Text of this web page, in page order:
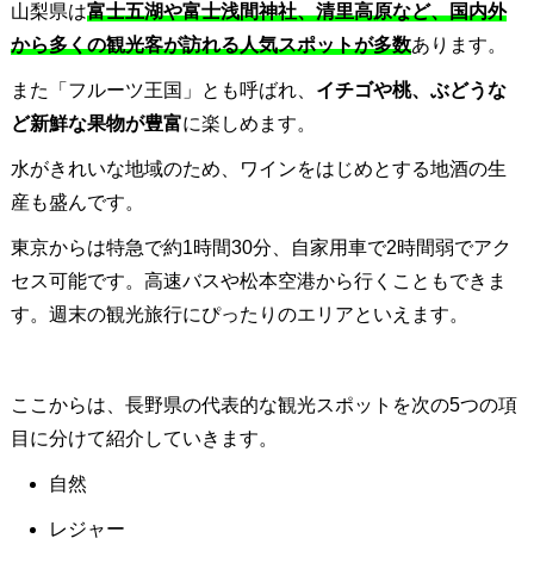
山梨県は富士五湖や富士浅間神社、清里高原など、国内外
から多くの観光客が訪れる人気スポットが多数あります。
また「フルーツ王国」とも呼ばれ、 イチゴや桃、ぶどうな
ど新鮮な果物が豊富に楽しめます。
水がきれいな地域のため、ワインをはじめとする地酒の生
産も盛んです。
東京からは特急で約1時間30分、自家用車で2時間弱でアク
セス可能です。高速バスや松本空港から行くこともできま
す。週末の観光旅行にぴったりのエリアといえます。
ここからは、長野県の代表的な観光スポットを次の5つの項
目に分けて紹介していきます。
自然
レジャー